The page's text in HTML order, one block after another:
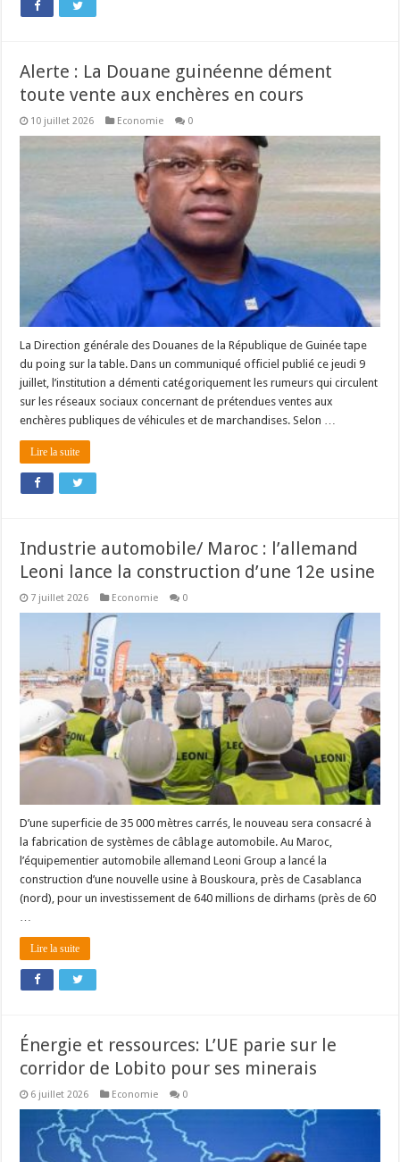
Alerte : La Douane guinéenne dément
toute vente aux enchères en cours
10 juillet 2026 Economie 0
La Direction générale des Douanes de la République de Guinée tape
du poing sur la table. Dans un communiqué officiel publié ce jeudi 9
juillet, l’institution a démenti catégoriquement les rumeurs qui circulent
sur les réseaux sociaux concernant de prétendues ventes aux
enchères publiques de véhicules et de marchandises. Selon …
Lire la suite
Industrie automobile/ Maroc : l’allemand
Leoni lance la construction d’une 12e usine
7 juillet 2026 Economie 0
D’une superficie de 35 000 mètres carrés, le nouveau sera consacré à
la fabrication de systèmes de câblage automobile. Au Maroc,
l’équipementier automobile allemand Leoni Group a lancé la
construction d’une nouvelle usine à Bouskoura, près de Casablanca
(nord), pour un investissement de 640 millions de dirhams (près de 60
…
Lire la suite
Énergie et ressources: L’UE parie sur le
corridor de Lobito pour ses minerais
6 juillet 2026 Economie 0